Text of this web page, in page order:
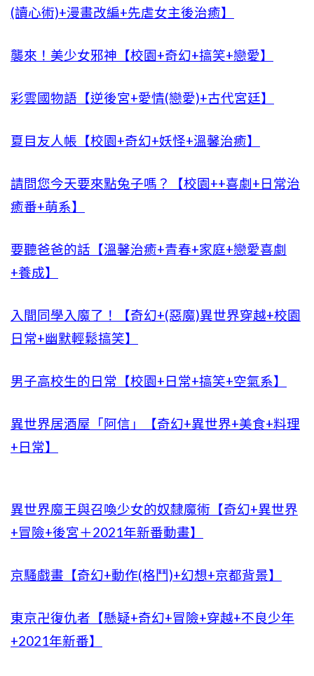
(讀心術)+漫畫改編+先虐女主後治癒】
襲來！美少女邪神【校園+奇幻+搞笑+戀愛】
彩雲國物語【逆後宮+愛情(戀愛)+古代宮廷】
夏目友人帳【校園+奇幻+妖怪+溫馨治癒】
請問您今天要來點兔子嗎？【校園++喜劇+日常治
癒番+萌系】
要聽爸爸的話【溫馨治癒+青春+家庭+戀愛喜劇
+養成】
入間同學入魔了！【奇幻+(惡魔)異世界穿越+校園
日常+幽默輕鬆搞笑】
男子高校生的日常【校園+日常+搞笑+空氣系】
異世界居酒屋「阿信」【奇幻+異世界+美食+料理
+日常】
異世界魔王與召喚少女的奴隸魔術【奇幻+異世界
+冒險+後宮＋2021年新番動畫】
京騷戲畫【奇幻+動作(格鬥)+幻想+京都背景】
東京卍復仇者【懸疑+奇幻+冒險+穿越+不良少年
+2021年新番】